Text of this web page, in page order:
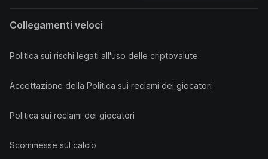
Collegamenti veloci
Politica sui rischi legati all'uso delle criptovalute
Accettazione della Politica sui reclami dei giocatori
Politica sui reclami dei giocatori
Scommesse sul calcio